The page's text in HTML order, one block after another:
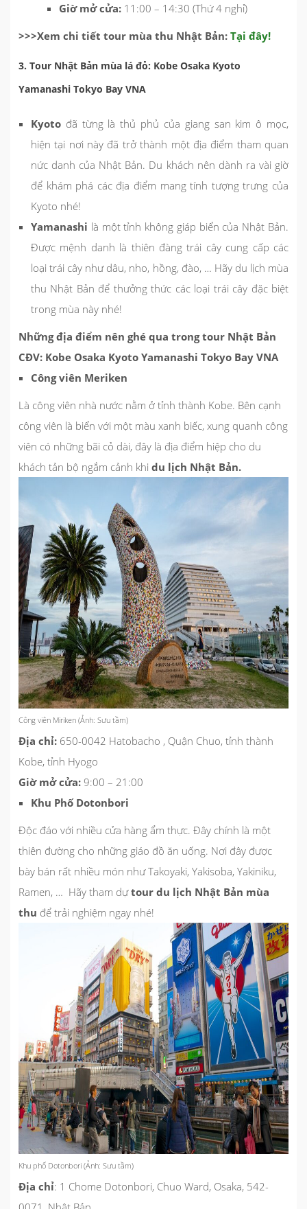
Giờ mở cửa: 11:00 – 14:30 (Thứ 4 nghỉ)
>>>Xem chi tiết tour mùa thu Nhật Bản: Tại đây!
3. Tour Nhật Bản mùa lá đỏ: Kobe Osaka Kyoto
Yamanashi Tokyo Bay VNA
Kyoto đã từng là thủ phủ của giang san kim ô mọc,
hiện tại nơi này đã trở thành một địa điểm tham quan
nức danh của Nhật Bản. Du khách nên dành ra vài giờ
để khám phá các địa điểm mang tính tượng trưng của
Kyoto nhé!
Yamanashi là một tỉnh không giáp biển của Nhật Bản.
Được mệnh danh là thiên đàng trái cây cung cấp các
loại trái cây như dâu, nho, hồng, đào, … Hãy du lịch mùa
thu Nhật Bản để thưởng thức các loại trái cây đặc biệt
trong mùa này nhé!
Những địa điểm nên ghé qua trong tour Nhật Bản
CĐV: Kobe Osaka Kyoto Yamanashi Tokyo Bay VNA
Công viên Meriken
Là công viên nhà nước nằm ở tỉnh thành Kobe. Bên cạnh
công viên là biển với một màu xanh biếc, xung quanh công
viên có những bãi cỏ dài, đây là địa điểm hiệp cho du
khách tản bộ ngắm cảnh khi du lịch Nhật Bản.
Công viên Miriken (Ảnh: Sưu tầm)
Địa chỉ: 650-0042 Hatobacho , Quận Chuo, tỉnh thành
Kobe, tỉnh Hyogo
Giờ mở cửa: 9:00 – 21:00
Khu Phố Dotonbori
Độc đáo với nhiều cửa hàng ẩm thực. Đây chính là một
thiên đường cho những giáo đồ ăn uống. Nơi đây được
bày bán rất nhiều món như Takoyaki, Yakisoba, Yakiniku,
Ramen, … Hãy tham dự tour du lịch Nhật Bản mùa
thu để trải nghiệm ngay nhé!
Khu phố Dotonbori (Ảnh: Sưu tầm)
Địa chỉ: 1 Chome Dotonbori, Chuo Ward, Osaka, 542-